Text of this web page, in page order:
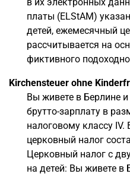
платы (ELStAM)
детей, ежемесячный
рассчитывается на
фиктивного
Kirchensteuer ohne
Вы живете в Берлине
брутто-зарплату в
налоговому классу
церковный налог
Церковный налог с
на детей: Вы живете в